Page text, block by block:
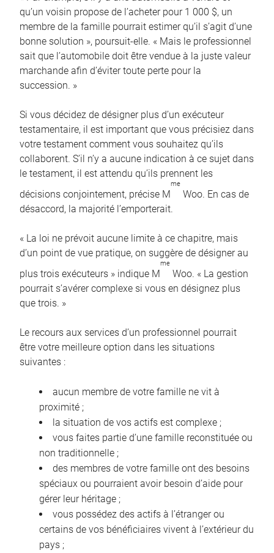
qu’un voisin propose de l’acheter pour 1 000 $, un
membre de la famille pourrait estimer qu’il s’agit d’une
bonne solution », poursuit-elle. « Mais le professionnel
sait que l’automobile doit être vendue à la juste valeur
marchande afin d’éviter toute perte pour la
succession. »
Si vous décidez de désigner plus d’un exécuteur
testamentaire, il est important que vous précisiez dans
votre testament comment vous souhaitez qu’ils
collaborent. S’il n’y a aucune indication à ce sujet dans
le testament, il est attendu qu’ils prennent les
décisions conjointement, précise M
me
Woo. En cas de
désaccord, la majorité l’emporterait.
« La loi ne prévoit aucune limite à ce chapitre, mais
d’un point de vue pratique, on suggère de désigner au
plus trois exécuteurs » indique M
me
Woo. « La gestion
pourrait s’avérer complexe si vous en désignez plus
que trois. »
Le recours aux services d’un professionnel pourrait
être votre meilleure option dans les situations
suivantes :
aucun membre de votre famille ne vit à
proximité ;
la situation de vos actifs est complexe ;
vous faites partie d’une famille reconstituée ou
non traditionnelle ;
des membres de votre famille ont des besoins
spéciaux ou pourraient avoir besoin d’aide pour
gérer leur héritage ;
vous possédez des actifs à l’étranger ou
certains de vos bénéficiaires vivent à l’extérieur du
pays ;